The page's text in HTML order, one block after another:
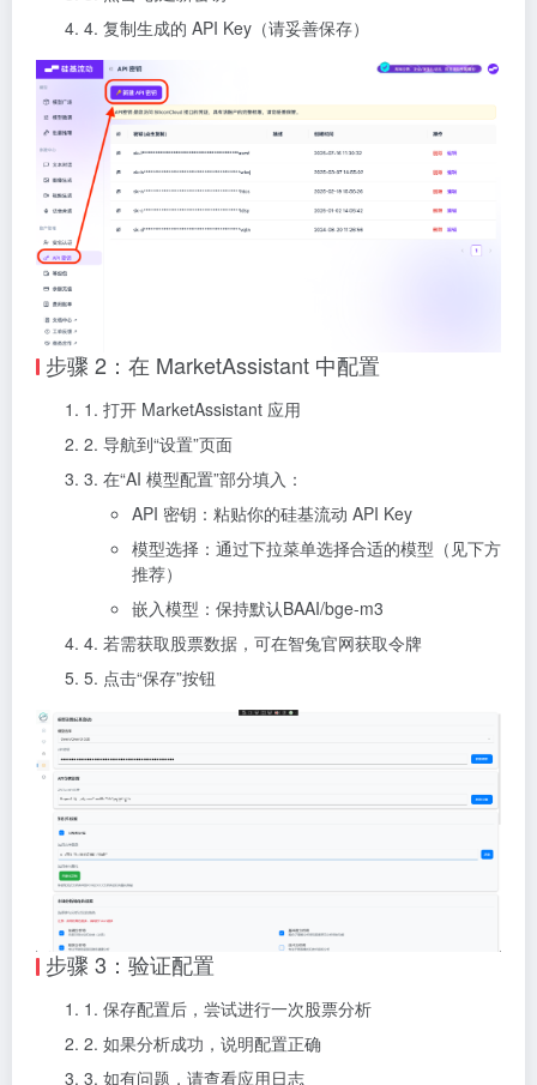
4. 复制生成的 API Key（请妥善保存）
步骤 2：在 MarketAssistant 中配置
1. 打开 MarketAssistant 应用
2. 导航到“设置”页面
3. 在“AI 模型配置”部分填入：
API 密钥：粘贴你的硅基流动 API Key
模型选择：通过下拉菜单选择合适的模型（见下方
推荐）
嵌入模型：保持默认BAAI/bge-m3
4. 若需获取股票数据，可在智兔官网获取令牌
5. 点击“保存”按钮
步骤 3：验证配置
1. 保存配置后，尝试进行一次股票分析
2. 如果分析成功，说明配置正确
3. 如有问题，请查看应用日志